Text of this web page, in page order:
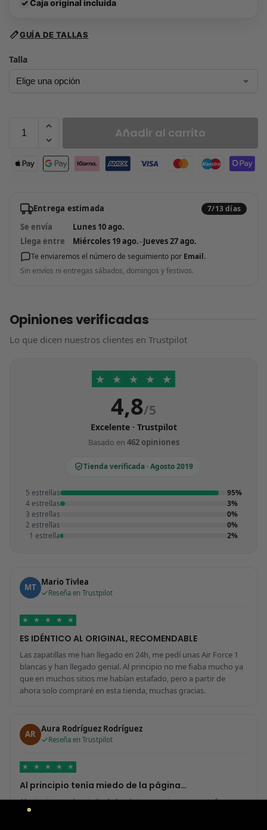
✓Caja original incluida
GUÍA DE TALLAS
Talla
Añadir al carrito
Entrega estimada 7/13 días
Se envía
Lunes 10 ago.
Llega entre
Miércoles 19 ago.–Jueves 27 ago.
Te enviaremos el número de seguimiento por Email.
Sin envíos ni entregas sábados, domingos y festivos.
Opiniones verificadas
Lo que dicen nuestros clientes en Trustpilot
★ ★ ★ ★ ★
4,8/5
Excelente · Trustpilot
Basado en 462 opiniones
Tienda verificada · Agosto 2019
5 estrellas
95%
4 estrellas
3%
3 estrellas
0%
2 estrellas
0%
1 estrella
2%
MT Mario Tivlea
Reseña en Trustpilot
★ ★ ★ ★ ★
ES IDÉNTICO AL ORIGINAL, RECOMENDABLE
Las zapatillas me han llegado en 24h, me pedí unas Air Force 1
blancas y han llegado genial. Al principio no me fiaba mucho ya
que en muchos sitios me habían estafado, pero a partir de
ahora solo compraré en esta tienda, muchas gracias.
AR Aura Rodríguez Rodríguez
Reseña en Trustpilot
★ ★ ★ ★ ★
Al principio tenía miedo de la página…
Al principio tenía miedo de la página por si era una estafa, pero
me ha sorprendido para bien porque todo ha sido increíble. Me